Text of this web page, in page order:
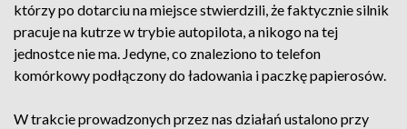
którzy po dotarciu na miejsce stwierdzili, że faktycznie silnik
pracuje na kutrze w trybie autopilota, a nikogo na tej
jednostce nie ma. Jedyne, co znaleziono to telefon
komórkowy podłączony do ładowania i paczkę papierosów.
W trakcie prowadzonych przez nas działań ustalono przy